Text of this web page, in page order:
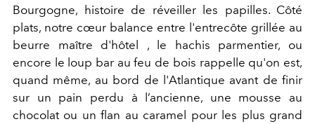
Bourgogne, histoire de réveiller les papilles. Côté
plats, notre cœur balance entre l'entrecôte grillée au
beurre maître d'hôtel , le hachis parmentier, ou
encore le loup bar au feu de bois rappelle qu'on est,
quand même, au bord de l'Atlantique avant de finir
sur un pain perdu à l’ancienne, une mousse au
chocolat ou un flan au caramel pour les plus grand